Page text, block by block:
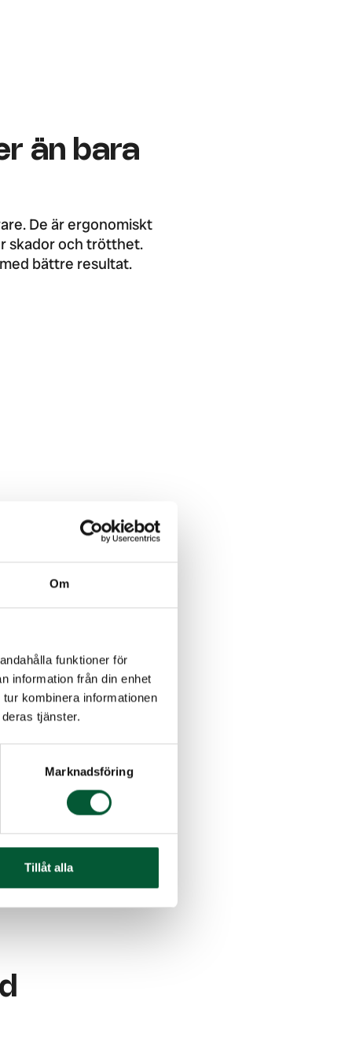
Om
funktioner för
information från din enhet
kombinera informationen
tjänster.
Marknadsföring
Tillåt alla
än bara
De är ergonomiskt
skador och trötthet.
bättre resultat.